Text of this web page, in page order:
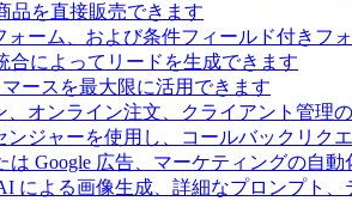
品を直接販売できます
ーム、および条件フィールド付きフ
合によってリードを生成できます
ースを最大限に活用できます
オンライン注文、クライアント管理
ジャーを使用し、コールバックリク
は Google 広告、マーケティングの自
による画像生成、詳細なプロンプト